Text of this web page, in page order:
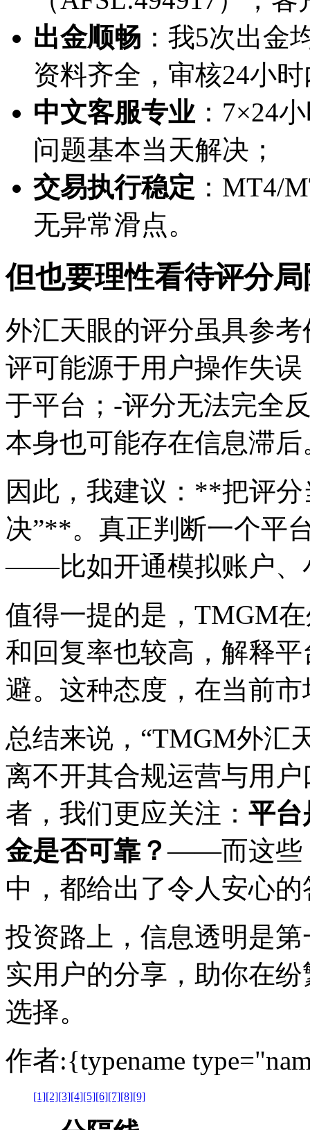
出金顺畅 ：我5次出金
资料齐全，审核24小
中文客服专业：7×24
问题基本当天解决；
交易执行稳定 ：MT4/
无异常滑点。
但也要理性看待评分局
外汇天眼的评分虽具参
评可能源于用户操作失
于平台；-评分无法完全
本身也可能存在信息滞后
因此，我建议：**把评分
决”**。真正判断一个平
——比如开通模拟账户、
值得一提的是，TMGM
和回复率也较高，解释
避。这种态度，在当前
总结来说，“TMGM外汇
离不开其合规运营与用
者，我们更应关注： 平台
金是否可靠？——而这些
中，都给出了令人安心的
投资路上，信息透明是
实用户的分享，助你在
选择。
作者:{typename
[1][2][3][4][5][6][7][8][9]